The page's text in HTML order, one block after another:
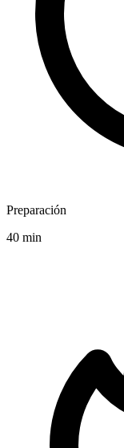
Preparación
40 min